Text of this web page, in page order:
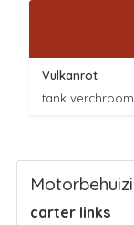
Vulkanrot
tank
carter links